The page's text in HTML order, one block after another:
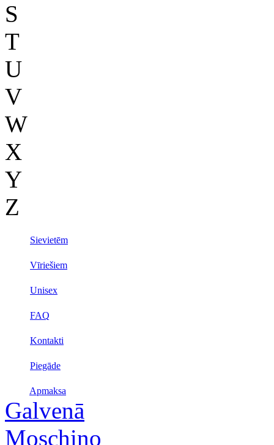
S
T
U
V
W
X
Y
Z
Sievietēm
Vīriešiem
Unisex
FAQ
Kontakti
Piegāde
Apmaksa
Galvenā
Moschino